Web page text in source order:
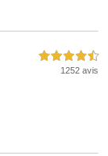
4,5 étoiles sur 5
1252 avis